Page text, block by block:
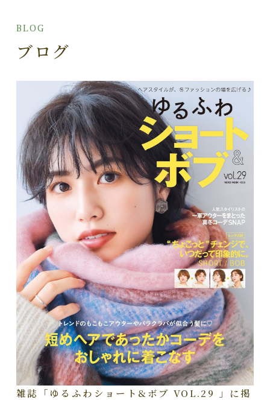
BLOG
ブログ
雑誌「ゆるふわショート&ボブ VOL.29 」に掲